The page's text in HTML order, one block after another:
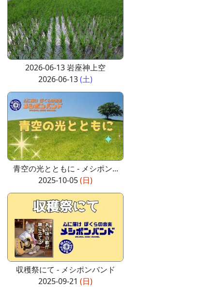
2026-06-13 岩座神上空
2026-06-13(土)
青空の光とともに - メシポン...
2025-10-05(日)
収穫祭にて - メシポンバンド
2025-09-21 (日)